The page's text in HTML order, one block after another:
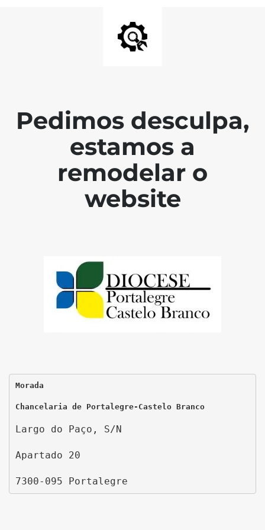
Pedimos desculpa,
estamos a
remodelar o
website
Morada
Chancelaria de Portalegre-Castelo Branco
Largo do Paço, S/N
Apartado 20
7300-095 Portalegre